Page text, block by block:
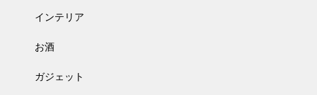
インテリア
お酒
ガジェット